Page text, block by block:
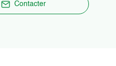
Contacter